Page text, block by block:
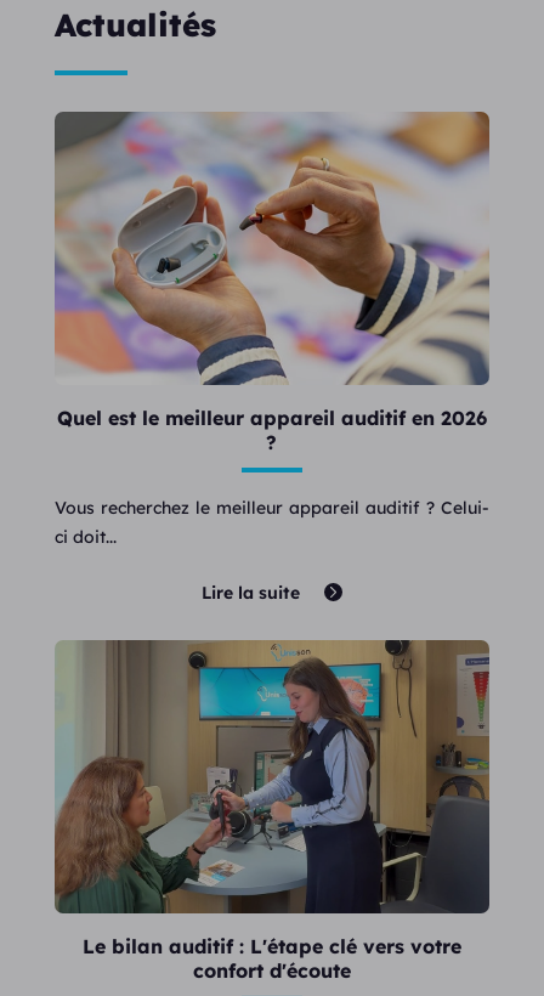
Actualités
Quel est le meilleur appareil auditif en 2026
?
Vous recherchez le meilleur appareil auditif ? Celui-
ci doit...
Lire la suite
Le bilan auditif : L'étape clé vers votre
confort d'écoute